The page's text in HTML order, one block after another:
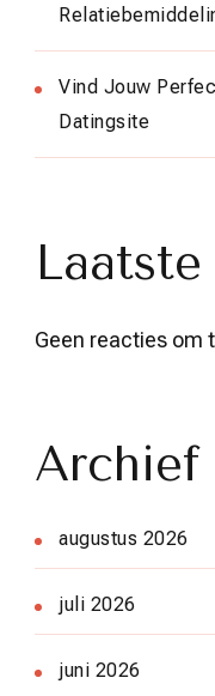
Vind Jouw
Datingsite
Geen reacties om
Archief
augustus 2026
juli 2026
juni 2026